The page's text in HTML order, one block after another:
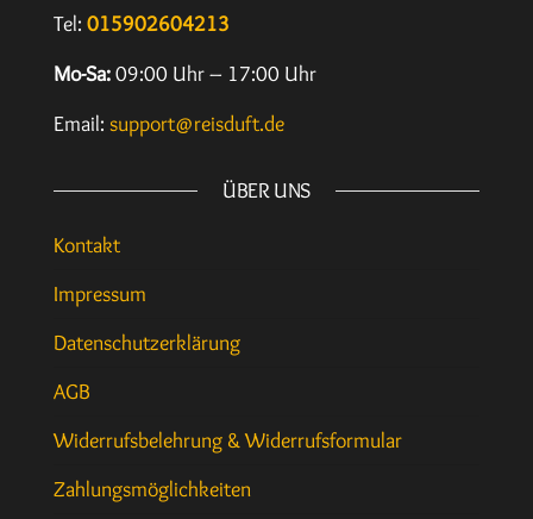
Tel: 015902604213
Mo-Sa:09:00 Uhr – 17:00 Uhr
Email: support@reisduft.de
ÜBER UNS
Kontakt
Impressum
Datenschutzerklärung
AGB
Widerrufsbelehrung & Widerrufsformular
Zahlungsmöglichkeiten